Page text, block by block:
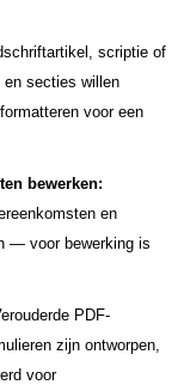
scriptie of
en secties willen
voor een
bewerken:
en
— voor bewerking is
PDF-
zijn ontworpen,
voor